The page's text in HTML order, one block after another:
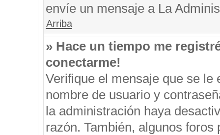
envíe un mensaje a La
Arriba
» Hace un tiempo me
conectarme!
Verifique el mensaje que se
nombre de usuario y
la administración haya
razón. También, algunos